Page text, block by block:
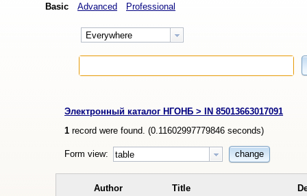
Basic Advanced Professional
Everywhere
Электронный каталог НГОНБ > IN 85013663017091
1 record were found. (0.11602997779846 seconds)
Form view: table change
Author Title